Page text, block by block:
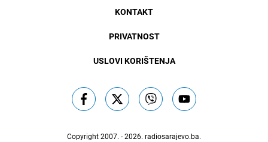
KONTAKT
PRIVATNOST
USLOVI KORIŠTENJA
Copyright 2007. - 2026. radiosarajevo.ba.